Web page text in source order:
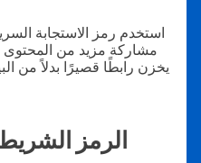
استخدم رمز الاستجابة
مشاركة مزيد من
يخزن رابطًا قصيرًا بدلاً من
الرمز